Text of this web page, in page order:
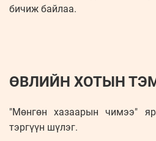
бичиж байлаа.
ӨВЛИЙН ХОТЫН
"Мөнгөн хазаарын чимээ"
тэргүүн шүлэг.